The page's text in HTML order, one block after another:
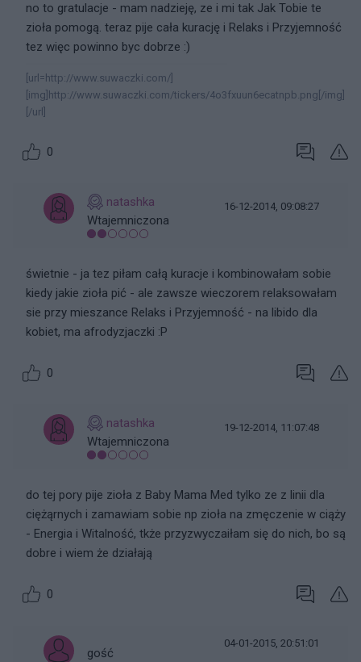
no to gratulacje - mam nadzieję, ze i mi tak Jak Tobie te
zioła pomogą. teraz pije cała kurację i Relaks i Przyjemność
tez więc powinno byc dobrze :)
[url=http://www.suwaczki.com/]
[img]http://www.suwaczki.com/tickers/4o3fxuun6ecatnpb.png[/img]
[/url]
0
natashka
Wtajemniczona
16-12-2014, 09:08:27
świetnie - ja tez piłam całą kuracje i kombinowałam sobie
kiedy jakie zioła pić - ale zawsze wieczorem relaksowałam
sie przy mieszance Relaks i Przyjemność - na libido dla
kobiet, ma afrodyzjaczki :P
0
natashka
Wtajemniczona
19-12-2014, 11:07:48
do tej pory pije zioła z Baby Mama Med tylko ze z linii dla
ciężąrnych i zamawiam sobie np zioła na zmęczenie w ciąży
- Energia i Witalność, tkże przyzwyczaiłam się do nich, bo są
dobre i wiem że działają
0
gość
04-01-2015, 20:51:01